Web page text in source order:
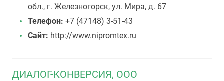
обл., г. Железногорск, ул. Мира, д. 67
Телефон: +7 (47148) 3-51-43
Сайт: http://www.nipromtex.ru
ДИАЛОГ-КОНВЕРСИЯ, ООО